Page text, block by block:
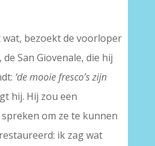
bezoekt de voorloper
San Giovenale, die hij
‘de mooie fresco’s zijn
hij. Hij zou een
om ze te kunnen
ik zag wat